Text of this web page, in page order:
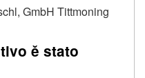
GmbH Tittmoning
ě stato